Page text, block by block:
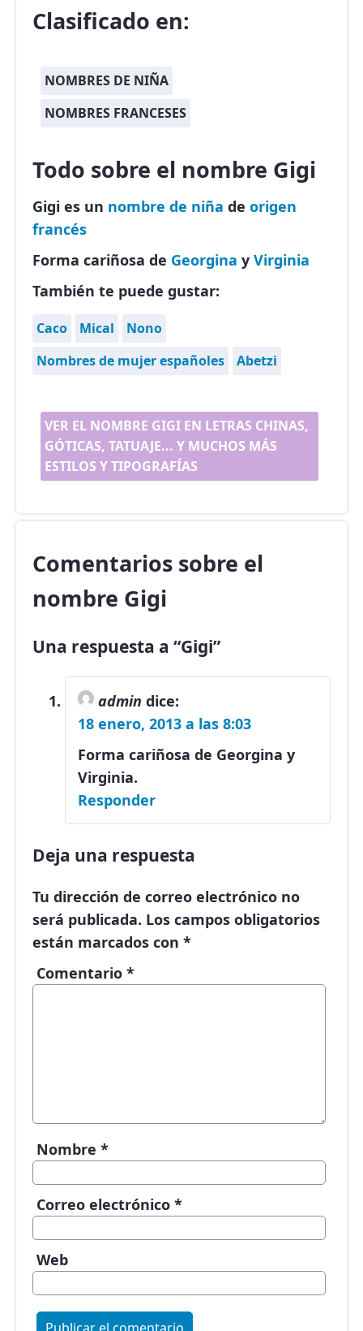
Clasificado en:
NOMBRES DE NIÑA
NOMBRES FRANCESES
Todo sobre el nombre Gigi
Gigi es un nombre de niña de origen
francés
Forma cariñosa de Georgina y Virginia
También te puede gustar:
Caco Mical
Nono
Nombres de mujer españoles
Abetzi
VER EL NOMBRE GIGI EN LETRAS CHINAS,
GÓTICAS, TATUAJE... Y MUCHOS MÁS
ESTILOS Y TIPOGRAFÍAS
Comentarios sobre el
nombre Gigi
Una respuesta a “Gigi”
admin dice:
18 enero, 2013 a las 8:03
Forma cariñosa de Georgina y
Virginia.
Responder
Deja una respuesta
Tu dirección de correo electrónico no
será publicada. Los campos obligatorios
están marcados con *
Comentario *
Nombre *
Correo electrónico *
Web